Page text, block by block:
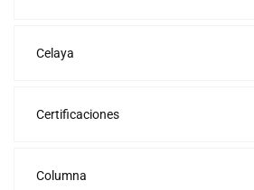
Celaya
Certificaciones
Columna